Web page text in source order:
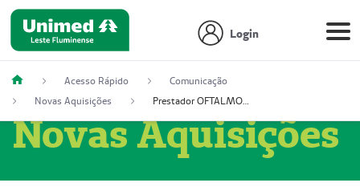
Login
Acesso Rápido
Comunicação
Novas Aquisições
Prestador OFTALMOCLÍNICA SÃO GONÇALO (55004164-2)
Novas Aquisições